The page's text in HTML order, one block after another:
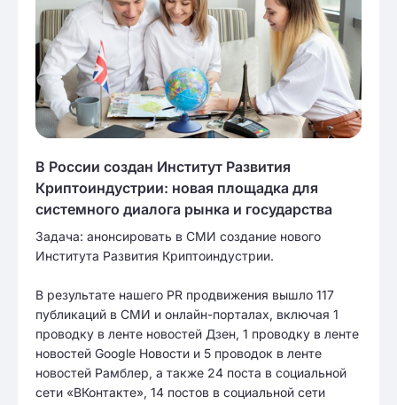
В России создан Институт Развития
Криптоиндустрии: новая площадка для
системного диалога рынка и государства
Задача: анонсировать в СМИ создание нового
Института Развития Криптоиндустрии.
В результате нашего PR продвижения вышло 117
публикаций в СМИ и онлайн-порталах, включая 1
проводку в ленте новостей Дзен, 1 проводку в ленте
новостей Google Новости и 5 проводок в ленте
новостей Рамблер, а также 24 поста в социальной
сети «ВКонтакте», 14 постов в социальной сети